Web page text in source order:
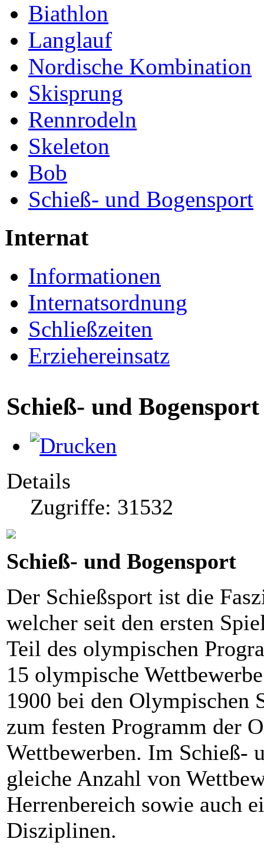
Biathlon
Langlauf
Nordische Kombination
Skisprung
Rennrodeln
Skeleton
Bob
Schieß- und Bogensport
Internat
Informationen
Internatsordnung
Schließzeiten
Erziehereinsatz
Schieß- und Bogensport
Details
Zugriffe: 31532
Schieß- und Bogensport
Der Schießsport ist die
welcher seit den ersten
Teil des olympischen
15 olympische
1900 bei den Olympischen
zum festen Programm der
Wettbewerben. Im Schieß-
gleiche Anzahl von
Herrenbereich sowie auch
Disziplinen.